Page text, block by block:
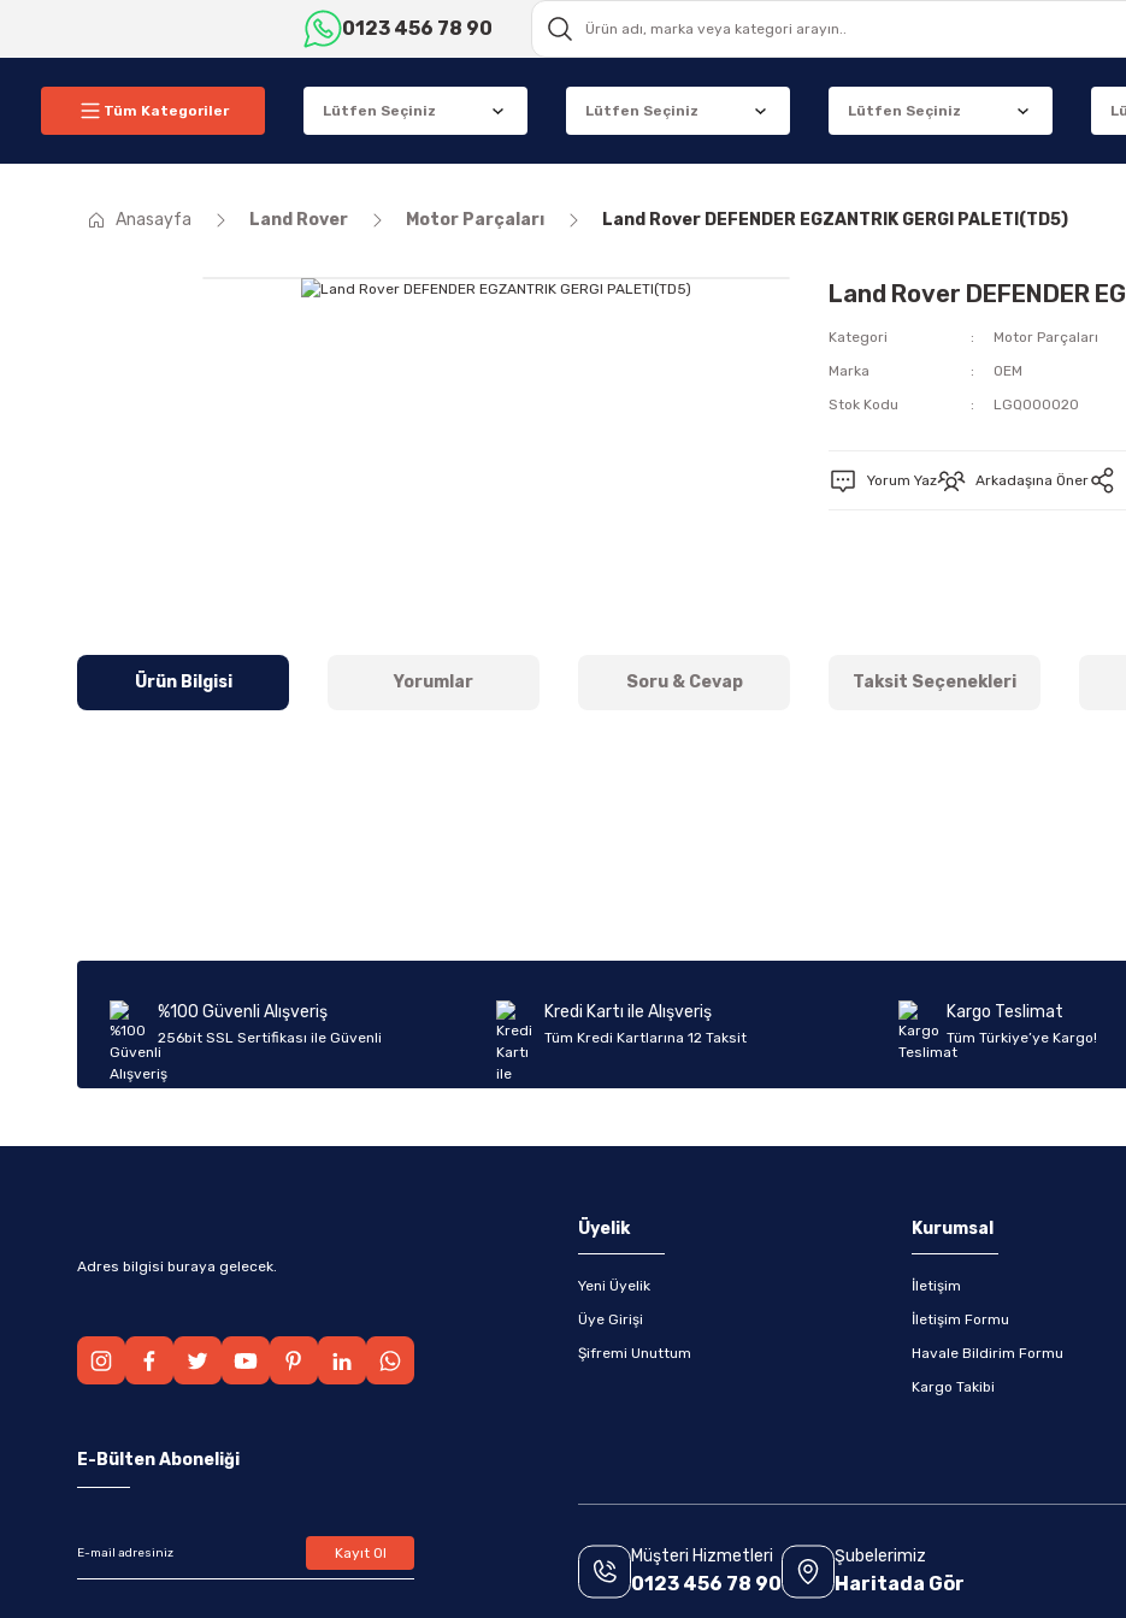
0123 456 78 90
Tüm Kategoriler
Anasayfa Land Rover Motor Parçaları Land Rover DEFENDER EGZANTRIK GERGI PALETI(TD5)
Land Rover DEFENDER
Kategori
Motor Parçaları
Marka
OEM
Stok Kodu
LGQ000020
Yorum Yaz Arkadaşına Öner
Ürün Bilgisi Yorumlar Soru & Cevap Taksit Seçenekleri
Ürün fiyatı diğer sitelerden daha pahalı.
Bu ürüne benzer farklı alternatifler olmalı.
%100 Güvenli Alışveriş
256bit SSL Sertifikası ile Güvenli
Kredi Kartı ile Alışveriş
Tüm Kredi Kartlarına 12 Taksit
Kargo Teslimat
Tüm Türkiye’ye Kargo!
Adres bilgisi buraya gelecek.
Üyelik
Yeni Üyelik
Üye Girişi
Şifremi Unuttum
Kurumsal
İletişim
İletişim Formu
Havale Bildirim Formu
Kargo Takibi
E-Bülten Aboneliği
Kayıt Ol Müşteri Hizmetleri
0123 456 78 90
Şubelerimiz
Haritada Gör